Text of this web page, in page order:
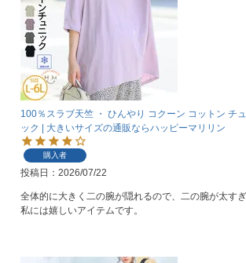
100％スラブ天竺 ・ ひんやり コクーン コットン チ
ック | 大きいサイズの通販ならハッピーマリリン
購入者
投稿日 2026/07/22
全体的に大きく二の腕が隠れるので、二の腕が太す
私には嬉しいアイテムです。